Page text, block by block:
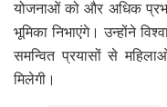
योजनाओं को और अधिक
भूमिका निभाएंगे। उन्होंने
समन्वित प्रयासों से
मिलेगी।